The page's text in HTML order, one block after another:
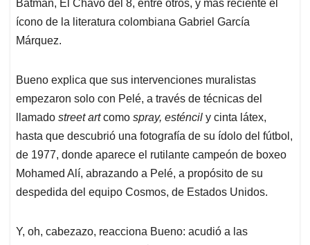
Batman, El Chavo del 8, entre otros, y más reciente el
ícono de la literatura colombiana Gabriel García
Márquez.
Bueno explica que sus intervenciones muralistas
empezaron solo con Pelé, a través de técnicas del
llamado street artcomo spray, esténcil y cinta látex,
hasta que descubrió una fotografía de su ídolo del fútbol,
de 1977, donde aparece el rutilante campeón de boxeo
Mohamed Alí, abrazando a Pelé, a propósito de su
despedida del equipo Cosmos, de Estados Unidos.
Y, oh, cabezazo, reacciona Bueno: acudió a las